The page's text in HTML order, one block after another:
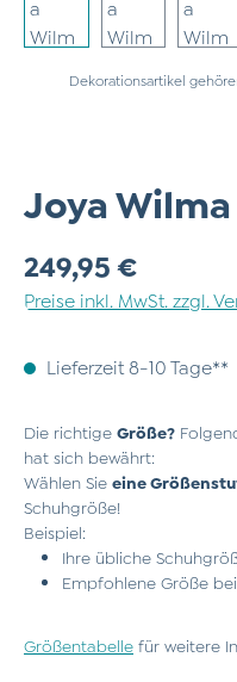
Dekorationsartikel
Joya
Regulärer Preis:
249,95 €
Preise inkl. MwSt. zzgl.
Lieferzeit 8-10 Tage**
Die richtige Größe?
hat sich bewährt:
Wählen Sie eine
Schuhgröße!
Beispiel:
Ihre übliche
Empfohlene Größe
Größentabelle für weitere